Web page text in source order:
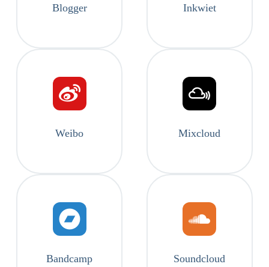
Blogger Inkwiet
Weibo Mixcloud
Bandcamp Soundcloud